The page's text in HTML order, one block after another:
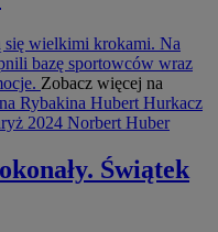
wielkimi krokami. Na
bazę sportowców wraz
Zobacz więcej na
Rybakina Hubert Hurkacz
2024 Norbert Huber
Świątek